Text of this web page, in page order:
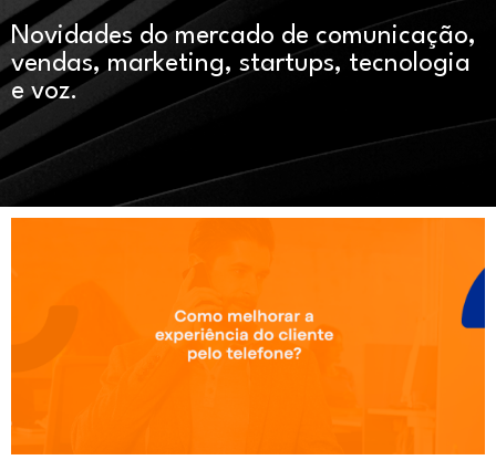
Novidades do mercado de comunicação,
vendas, marketing, startups, tecnologia
e voz.